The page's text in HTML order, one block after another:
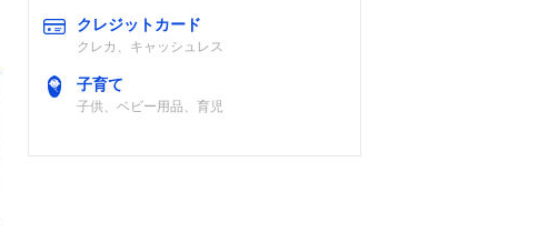
クレジットカード
クレカ、キャッシュレス
子育て
子供、ベビー用品、育児